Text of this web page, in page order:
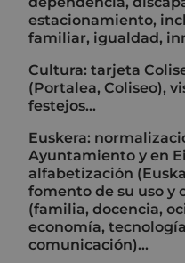
estacionamiento,
familiar, igualdad,
Cultura: tarjeta
(Portalea, Coliseo),
festejos...
Euskera:
Ayuntamiento y en
alfabetización
fomento de su uso y
(familia, docencia,
economía,
comunicación)...